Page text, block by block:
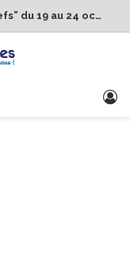
1er Édition de “La Semaine des Chefs” du 19 au 24 octobre 2026